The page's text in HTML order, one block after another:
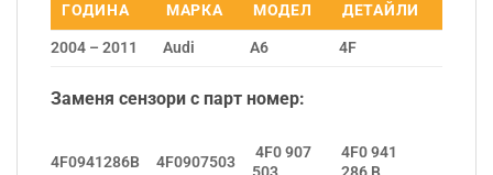
ГОДИНА МАРКА МОДЕЛ
ДЕТАЙЛИ
2004 – 2011
Audi A6 4F
Заменя сензори с парт номер:
4F0941286B 4F0907503
4F0 907
4F0 941